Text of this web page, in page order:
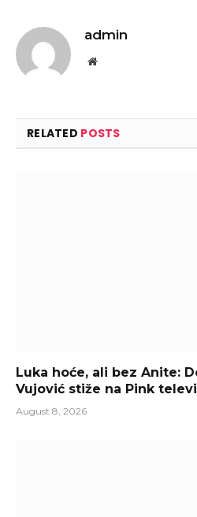
admin
Website
RELATED POSTS
Luka hoće, ali bez Anite:
Vujović stiže na Pink
August 8, 2026